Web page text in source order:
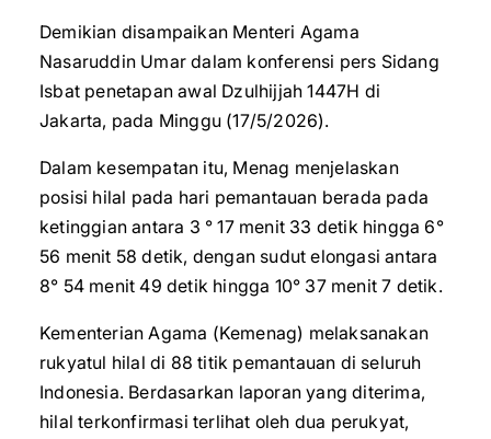
Demikian disampaikan Menteri Agama
Nasaruddin Umar dalam konferensi pers Sidang
Isbat penetapan awal Dzulhijjah 1447H di
Jakarta, pada Minggu (17/5/2026).
Dalam kesempatan itu, Menag menjelaskan
posisi hilal pada hari pemantauan berada pada
ketinggian antara 3 ° 17 menit 33 detik hingga 6°
56 menit 58 detik, dengan sudut elongasi antara
8° 54 menit 49 detik hingga 10° 37 menit 7 detik.
Kementerian Agama (Kemenag) melaksanakan
rukyatul hilal di 88 titik pemantauan di seluruh
Indonesia. Berdasarkan laporan yang diterima,
hilal terkonfirmasi terlihat oleh dua perukyat,